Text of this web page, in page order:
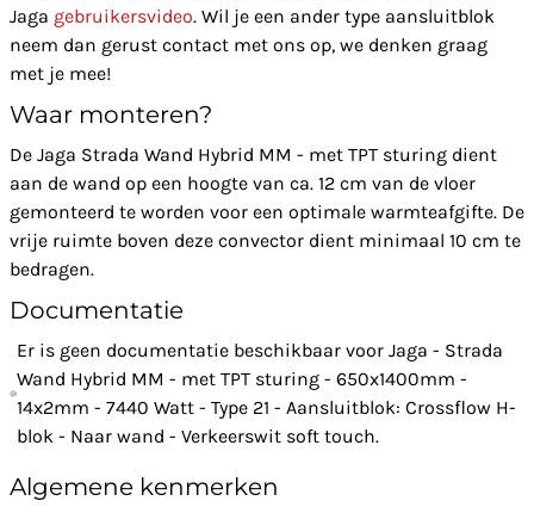
Jaga gebruikersvideo. Wil je een ander type aansluitblok
neem dan gerust contact met ons op, we denken graag
met je mee!
Waar monteren?
De Jaga Strada Wand Hybrid MM - met TPT sturing dient
aan de wand op een hoogte van ca. 12 cm van de vloer
gemonteerd te worden voor een optimale warmteafgifte. De
vrije ruimte boven deze convector dient minimaal 10 cm te
bedragen.
Documentatie
Er is geen documentatie beschikbaar voor Jaga - Strada
Wand Hybrid MM - met TPT sturing - 650x1400mm -
14x2mm - 7440 Watt - Type 21 - Aansluitblok: Crossflow H-
blok - Naar wand - Verkeerswit soft touch.
Algemene kenmerken